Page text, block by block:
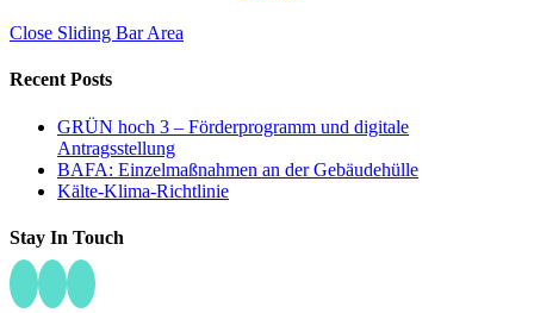
Close Sliding Bar Area
Recent Posts
GRÜN hoch 3 – Förderprogramm und digitale
Antragsstellung
BAFA: Einzelmaßnahmen an der Gebäudehülle
Kälte-Klima-Richtlinie
Stay In Touch